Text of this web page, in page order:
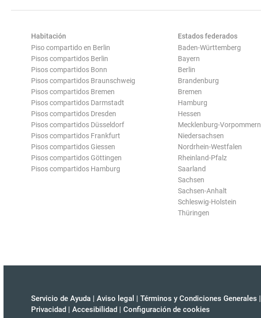
Habitación
Piso compartido en Berlin
Pisos compartidos Berlin
Pisos compartidos Bonn
Pisos compartidos Braunschweig
Pisos compartidos Bremen
Pisos compartidos Darmstadt
Pisos compartidos Dresden
Pisos compartidos Düsseldorf
Pisos compartidos Frankfurt
Pisos compartidos Giessen
Pisos compartidos Göttingen
Pisos compartidos Hamburg
Estados federados
Baden-Württemberg
Bayern
Berlin
Brandenburg
Bremen
Hamburg
Hessen
Mecklenburg-Vorpommern
Niedersachsen
Nordrhein-Westfalen
Rheinland-Pfalz
Saarland
Sachsen
Sachsen-Anhalt
Schleswig-Holstein
Thüringen
Servicio de Ayuda | Aviso legal | Términos y Condiciones Generales |
Privacidad | Accesibilidad | Configuración de cookies